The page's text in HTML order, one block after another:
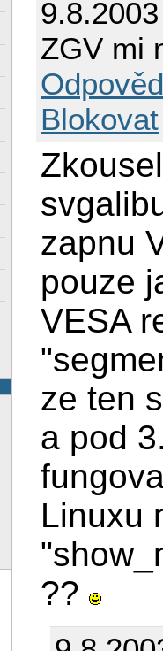
ZGV mi
Blokovat
zapnu
pouze
VESA
ze ten
a pod
Linuxu
??